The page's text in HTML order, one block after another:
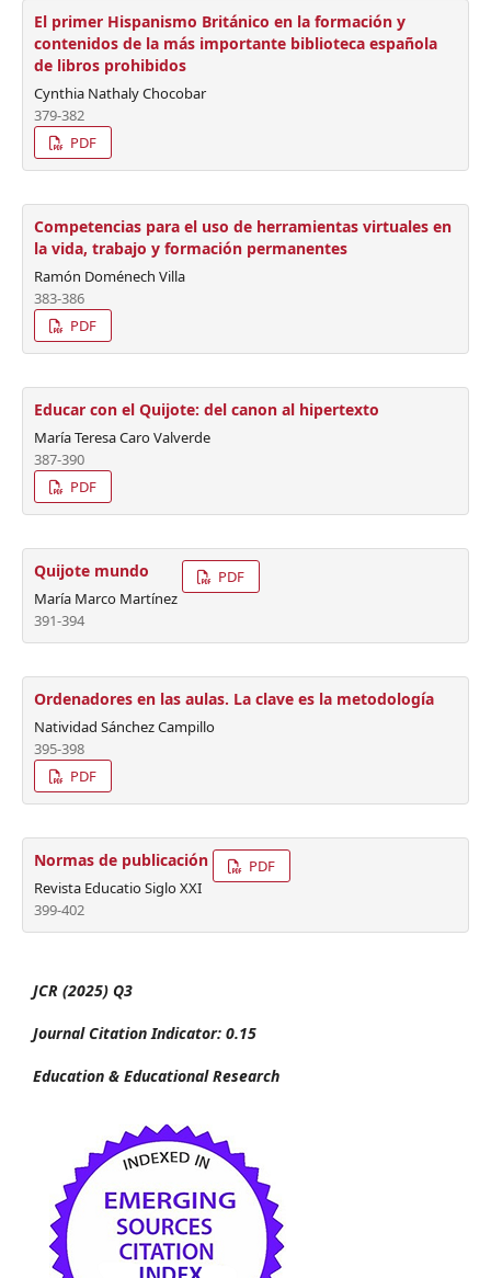
El primer Hispanismo Británico en la formación y
contenidos de la más importante biblioteca española
de libros prohibidos
Cynthia Nathaly Chocobar
379-382
PDF
Competencias para el uso de herramientas virtuales en
la vida, trabajo y formación permanentes
Ramón Doménech Villa
383-386
PDF
Educar con el Quijote: del canon al hipertexto
María Teresa Caro Valverde
387-390
PDF
Quijote mundo
María Marco Martínez
391-394
PDF
Ordenadores en las aulas. La clave es la metodología
Natividad Sánchez Campillo
395-398
PDF
Normas de publicación
Revista Educatio Siglo XXI
399-402
PDF
JCR (2025) Q3
Journal Citation Indicator: 0.15
Education & Educational Research